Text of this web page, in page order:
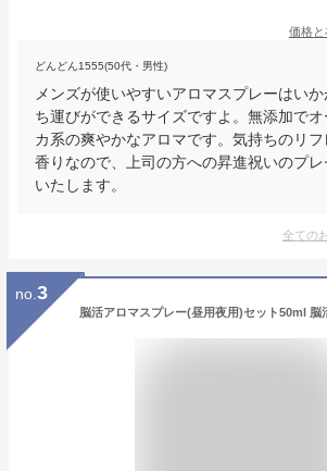
価格と
どんどん1555(50代・男性)
メンズが使いやすいアロマスプレーはい
ち運びができるサイズですよ。無添加で
カ系の爽やかなアロマです。気持ちのリ
香りなので、上司の方への昇進祝いのプ
いたします。
全ての
no. 3